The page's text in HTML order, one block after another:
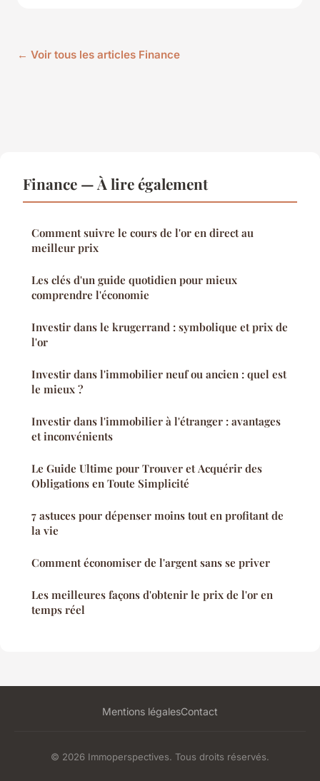
← Voir tous les articles Finance
Finance — À lire également
Comment suivre le cours de l'or en direct au
meilleur prix
Les clés d'un guide quotidien pour mieux
comprendre l'économie
Investir dans le krugerrand : symbolique et prix de
l'or
Investir dans l'immobilier neuf ou ancien : quel est
le mieux ?
Investir dans l'immobilier à l'étranger : avantages
et inconvénients
Le Guide Ultime pour Trouver et Acquérir des
Obligations en Toute Simplicité
7 astuces pour dépenser moins tout en profitant de
la vie
Comment économiser de l'argent sans se priver
Les meilleures façons d'obtenir le prix de l'or en
temps réel
Mentions légalesContact
© 2026 Immoperspectives. Tous droits réservés.